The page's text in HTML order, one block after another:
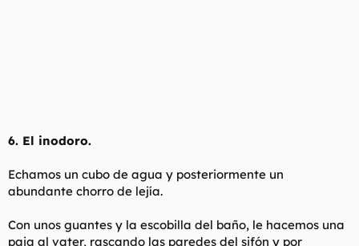
6. El inodoro.
Echamos un cubo de agua y posteriormente un
abundante chorro de lejía.
Con unos guantes y la escobilla del baño, le hacemos una
paja al vater, rascando las paredes del sifón y por